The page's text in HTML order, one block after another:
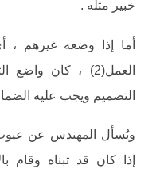
خبير مثله .
أما إذا وضعه غيرهم ،
العمل(2) ، كان
التصميم ويجب عليه
ويُسأل المهندس عن
إذا كان قد تبناه وقام